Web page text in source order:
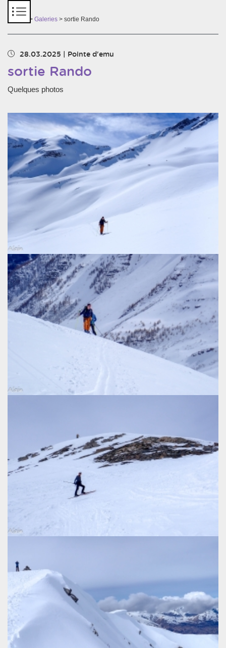
> Galeries > sortie Rando
28.03.2025 Pointe d'emu
sortie Rando
Quelques photos
Chargement des images en cours...